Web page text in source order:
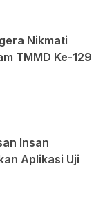
Nikmati
TMMD Ke-129
Insan
Aplikasi Uji